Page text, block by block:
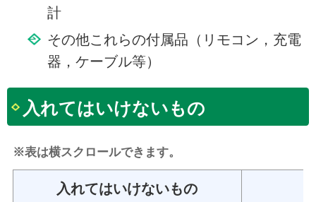
計
その他これらの付属品（リモコン，充電
器，ケーブル等）
入れてはいけないもの
※表は横スクロールできます。
入れてはいけないもの